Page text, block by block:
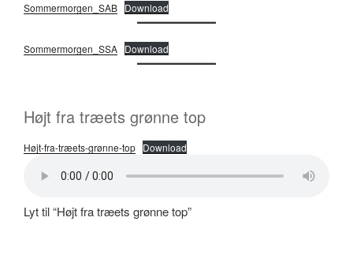
Sommermorgen_SAB Download
Sommermorgen_SSA Download
Højt fra træets grønne top
Højt-fra-træets-grønne-top Download
Lyt til “Højt fra træets grønne top”